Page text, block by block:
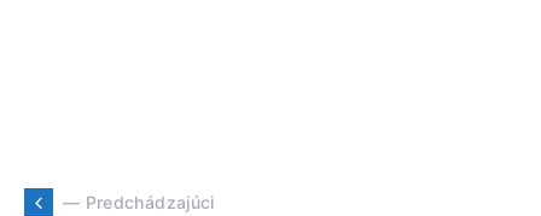
— Predchádzajúci